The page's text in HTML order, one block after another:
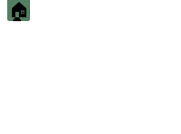
🏠︎